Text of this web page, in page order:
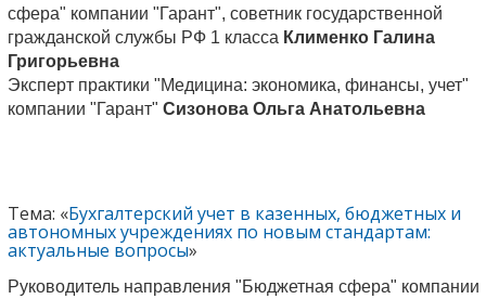
сфера" компании "Гарант", советник государственной
гражданской службы РФ 1 класса Клименко Галина
Григорьевна
Эксперт практики "Медицина: экономика, финансы, учет"
компании "Гарант" Сизонова Ольга Анатольевна
Тема: «Бухгалтерский учет в казенных, бюджетных и
автономных учреждениях по новым стандартам:
актуальные вопросы»
Руководитель направления "Бюджетная сфера" компании